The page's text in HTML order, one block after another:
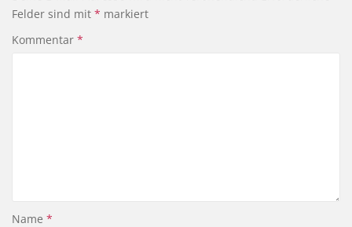
Felder sind mit * markiert
Kommentar *
Name *